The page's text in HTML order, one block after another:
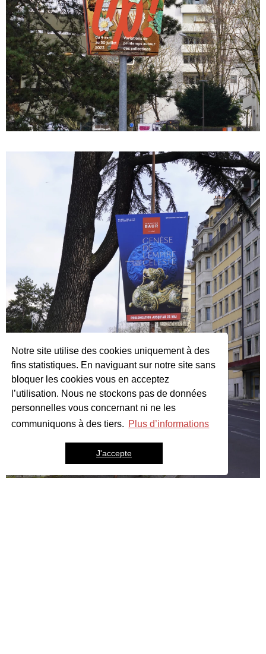
Notre site utilise des cookies uniquement à des
fins statistiques. En naviguant sur notre site sans
bloquer les cookies vous en acceptez
l’utilisation. Nous ne stockons pas de données
personnelles vous concernant ni ne les
communiquons à des tiers. Plus d’informations
J'accepte